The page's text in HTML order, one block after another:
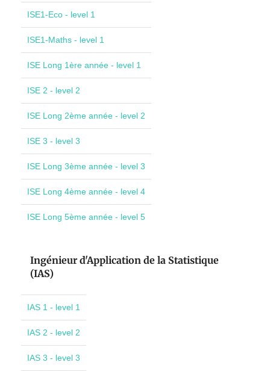
ISE1-Eco - level 1
ISE1-Maths - level 1
ISE Long 1ère année - level 1
ISE 2 - level 2
ISE Long 2ème année - level 2
ISE 3 - level 3
ISE Long 3ème année - level 3
ISE Long 4ème année - level 4
ISE Long 5ème année - level 5
Ingénieur d'Application de la Statistique
(IAS)
IAS 1 - level 1
IAS 2 - level 2
IAS 3 - level 3